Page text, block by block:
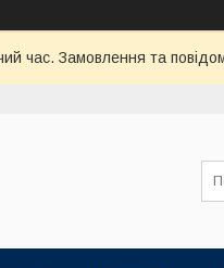
час. Замовлення та